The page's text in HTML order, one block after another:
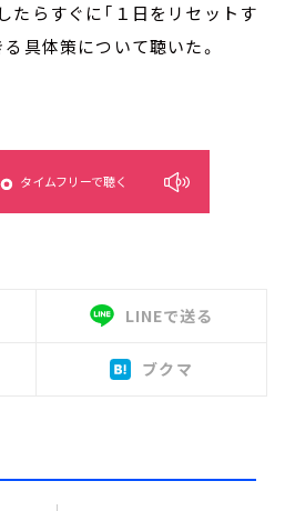
たらすぐに「１日をリセットす
る具体策について聴いた。
タイムフリーで聴く
LINEで送る
ブクマ